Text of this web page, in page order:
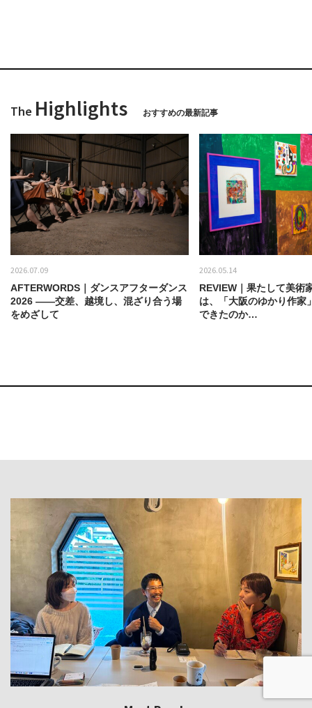
The Highlights おすすめの最新記事
2026.07.09
AFTERWORDS｜ダンスアフターダンス
2026 ——交差、越境し、混ざり合う場
をめざして
2026.05.14
REVIEW｜果たして美術
は、「大阪のゆかり作家
できたのか…